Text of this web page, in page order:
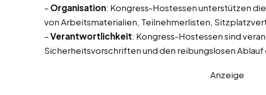
– Organisation: Kongress-Hostessen unterstützen
von Arbeitsmaterialien, Teilnehmerlisten,
–Verantwortlichkeit: Kongress-Hostessen sind
Sicherheitsvorschriften und den reibungslosen Ablauf
Anzeige